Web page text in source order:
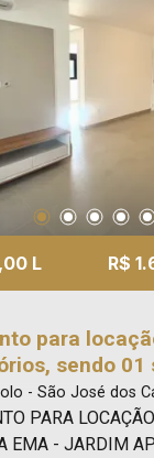
- Quadra de
gourmet; -
- Salão de
de ginástica; -
-
L R$
para
sendo 01
|
José dos
- São José dos
PARA
EMA - JARDIM